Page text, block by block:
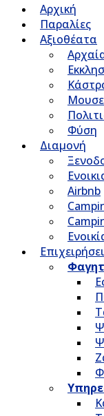
Αρχική
Παραλίες
Αξιοθέατα
Φύση
Διαμονή
Airbnb